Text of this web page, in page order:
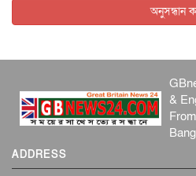
&
ADDRESS